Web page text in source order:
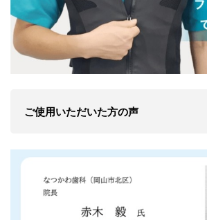
ご使用いただいた方の声